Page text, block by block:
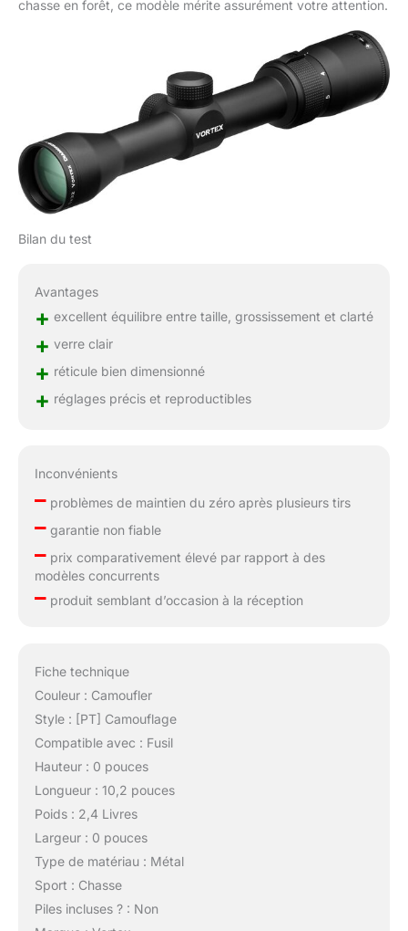
chasse en forêt, ce modèle mérite assurément votre attention.
Bilan du test
Avantages
+ excellent équilibre entre taille, grossissement et clarté
+ verre clair
+ réticule bien dimensionné
+ réglages précis et reproductibles
Inconvénients
–problèmes de maintien du zéro après plusieurs tirs
–garantie non fiable
–prix comparativement élevé par rapport à des
modèles concurrents
–produit semblant d’occasion à la réception
Fiche technique
Couleur : Camoufler
Style : [PT] Camouflage
Compatible avec : Fusil
Hauteur : 0 pouces
Longueur : 10,2 pouces
Poids : 2,4 Livres
Largeur : 0 pouces
Type de matériau : Métal
Sport : Chasse
Piles incluses ? : Non